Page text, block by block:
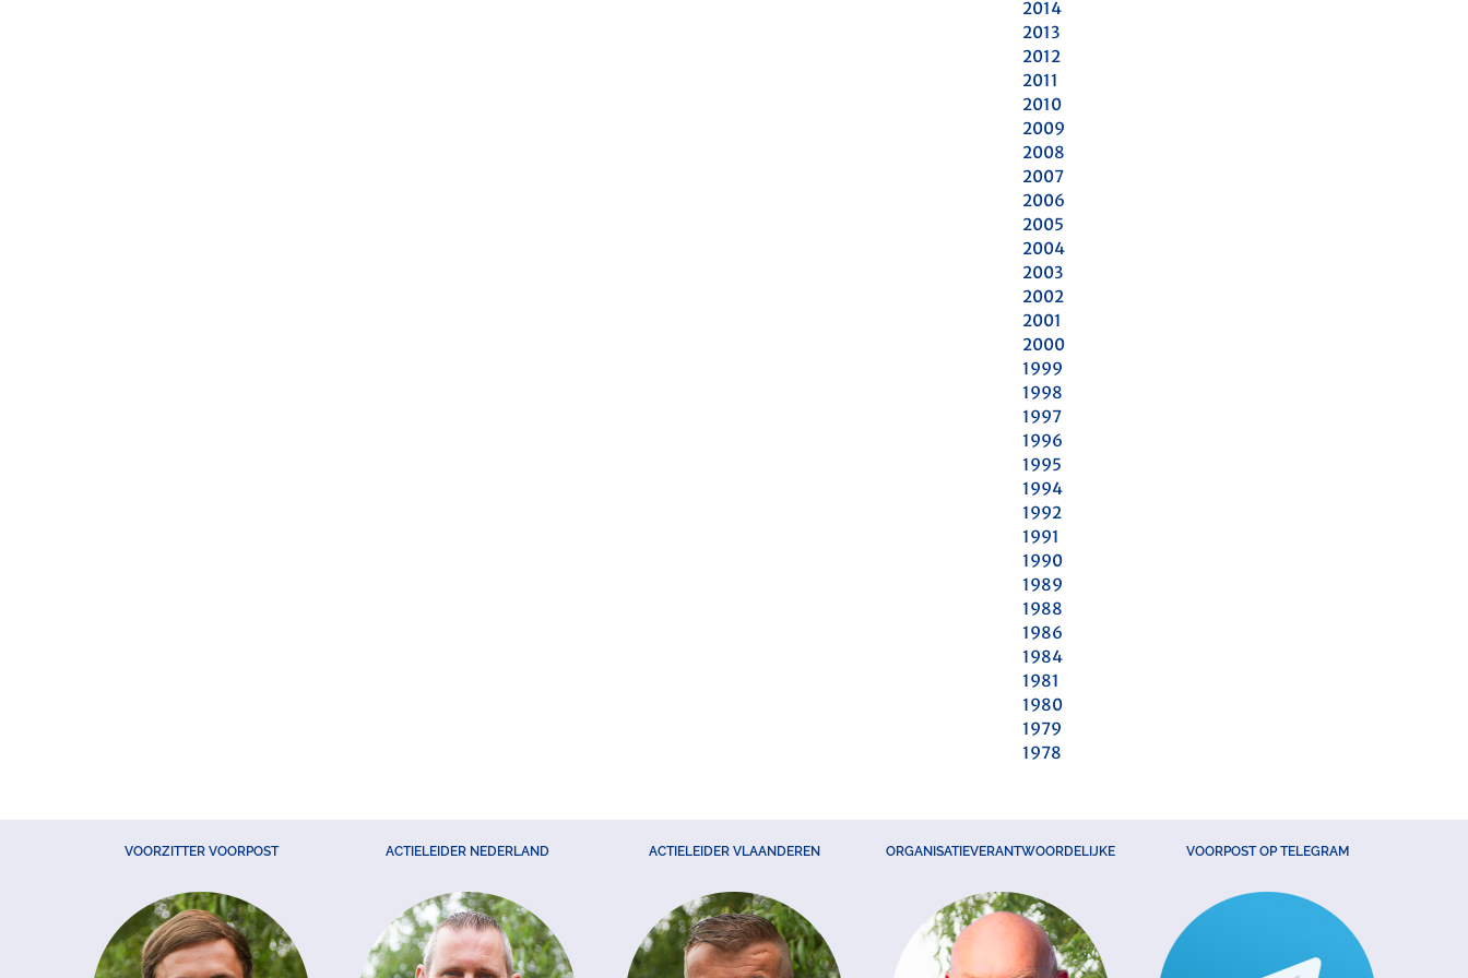
2014
2013
2012
2011
2010
2009
2008
2007
2006
2005
2004
2003
2002
2001
2000
1999
1998
1997
1996
1995
1994
1992
1991
1990
1989
1988
1986
1984
1981
1980
1979
1978
VOORZITTER VOORPOST ACTIELEIDER NEDERLAND ACTIELEIDER VLAANDEREN ORGANISATIEVERANTWOORDELIJKE VOORPOST OP TELEGRAM